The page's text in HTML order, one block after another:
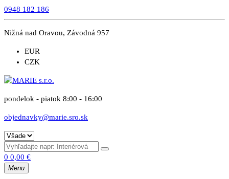
0948 182 186
Nižná nad Oravou, Závodná 957
EUR
CZK
pondelok - piatok 8:00 - 16:00
objednavky@marie.sro.sk
0 0,00 €
Menu